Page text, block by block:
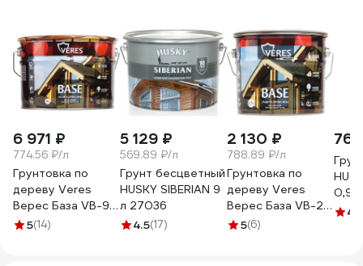
6 971 ₽
774.56 ₽/л
Грунтовка по
дереву Veres
Верес База VB-9,
бесцветная, 9 л
5(14)
5 129 ₽
569.89 ₽/л
Грунт бесцветный
HUSKY SIBERIAN 9
л 27036
4.5(17)
2 130 ₽
788.89 ₽/л
Грунтовка по
дереву Veres
Верес База VB-27,
бесцветная, 2,7 л
5(6)
0,9
4.5